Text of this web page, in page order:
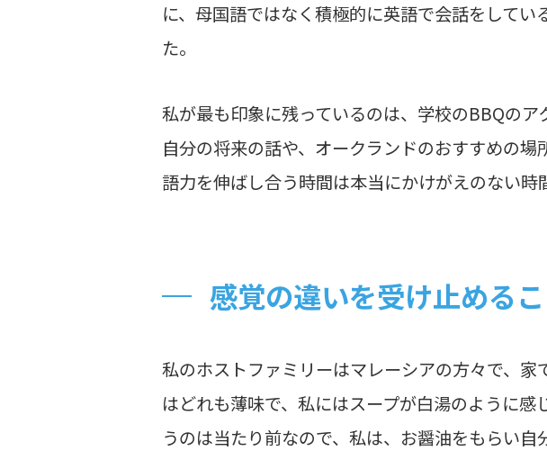
に、母国語ではなく積極的に英語で会話をして
た。
私が最も印象に残っているのは、学校のBBQのア
自分の将来の話や、オークランドのおすすめの
語力を伸ばし合う時間は本当にかけがえのない時
感覚の違いを受け止める
私のホストファミリーはマレーシアの方々で、
はどれも薄味で、私にはスープが白湯のように
うのは当たり前なので、私は、お醤油をもらい